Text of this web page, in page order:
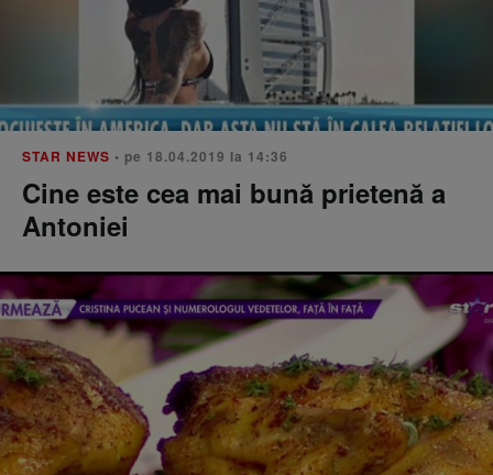
STAR NEWS • pe 18.04.2019 la 14:36
Cine este cea mai bună prietenă a
Antoniei